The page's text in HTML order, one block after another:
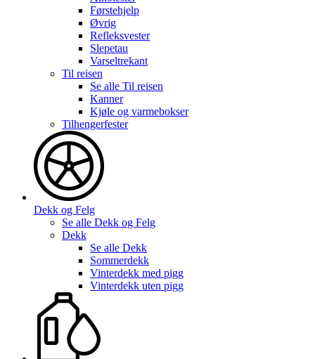
Førstehjelp
Øvrig
Refleksvester
Slepetau
Varseltrekant
Til reisen
Se alle Til reisen
Kanner
Kjøle og varmebokser
Tilhengerfester
Dekk og Felg
Se alle Dekk og Felg
Dekk
Se alle Dekk
Sommerdekk
Vinterdekk med pigg
Vinterdekk uten pigg